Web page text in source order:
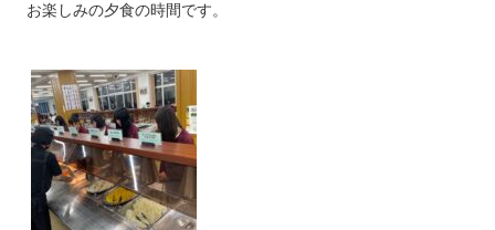
お楽しみの夕食の時間です。